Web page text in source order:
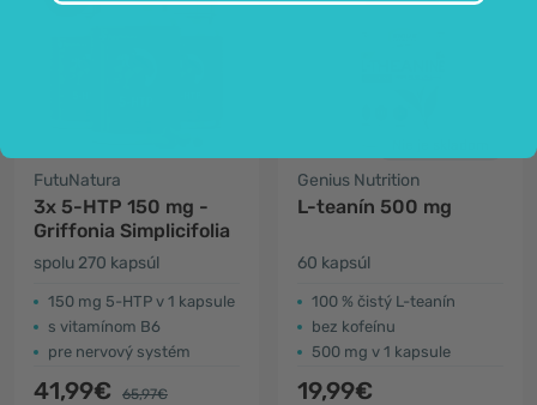
FutuNatura
3x 5-HTP 150 mg -
Griffonia Simplicifolia
spolu 270 kapsúl
150 mg 5-HTP v 1 kapsule
s vitamínom B6
pre nervový systém
41,99€ 65,97€
Genius Nutrition
L-teanín 500 mg
60 kapsúl
100 % čistý L-teanín
bez kofeínu
500 mg v 1 kapsule
19,99€